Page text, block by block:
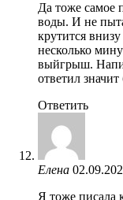
Да тоже самое
воды. И не
крутится
несколько
выйгрыш.
ответил
Ответить
Елена
Я тоже писала